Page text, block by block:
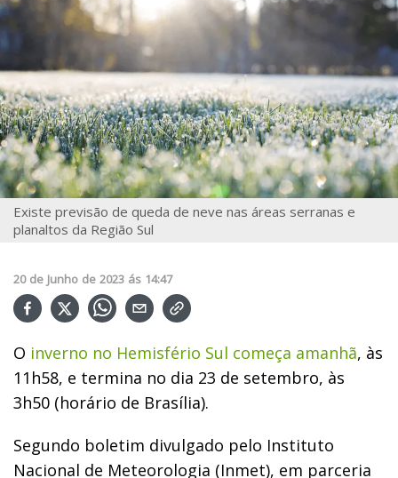
Existe previsão de queda de neve nas áreas serranas e
planaltos da Região Sul
20 de Junho de 2023 ás 14:47
O inverno no Hemisfério Sul começa amanhã, às
11h58, e termina no dia 23 de setembro, às
3h50 (horário de Brasília).
Segundo boletim divulgado pelo Instituto
Nacional de Meteorologia (Inmet), em parceria